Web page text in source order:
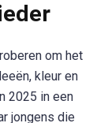
om het
kleur en
2025 in een
jongens die